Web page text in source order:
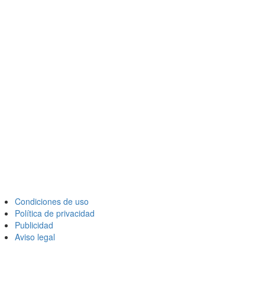
Condiciones de uso
Política de privacidad
Publicidad
Aviso legal